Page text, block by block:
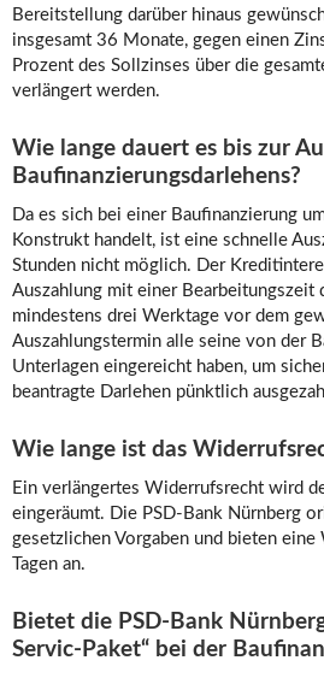
Bereitstellung darüber hinaus
insgesamt 36 Monate, gegen einen
Prozent des Sollzinses über die
verlängert werden.
Wie lange dauert es bis zur
Baufinanzierungsdarlehens?
Da es sich bei einer Baufinanzierung
Konstrukt handelt, ist eine schnelle
Stunden nicht möglich. Der
Auszahlung mit einer Bearbeitungszeit
mindestens drei Werktage vor dem
Auszahlungstermin alle seine von der
Unterlagen eingereicht haben, um
beantragte Darlehen pünktlich
Wie lange ist das
Ein verlängertes Widerrufsrecht wird
eingeräumt. Die PSD-Bank Nürnberg
gesetzlichen Vorgaben und bieten
Tagen an.
Bietet die PSD-Bank
Servic-Paket“ bei der